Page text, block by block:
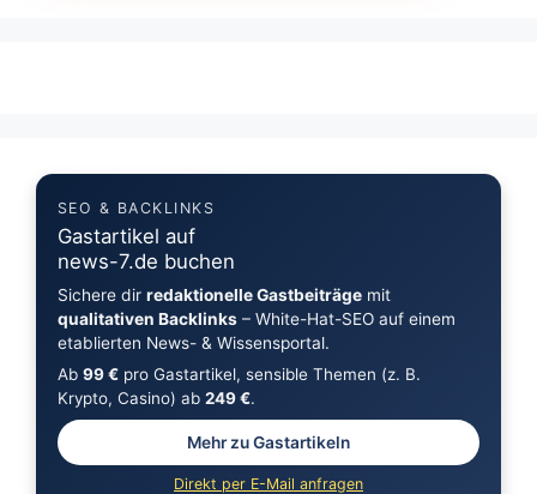
SEO & BACKLINKS
Gastartikel auf
news-7.de buchen
Sichere dir redaktionelle Gastbeiträgemit
qualitativen Backlinks– White-Hat-SEO auf einem
etablierten News- & Wissensportal.
Ab 99 €pro Gastartikel, sensible Themen (z. B.
Krypto, Casino) ab 249 €.
Mehr zu Gastartikeln
Direkt per E-Mail anfragen